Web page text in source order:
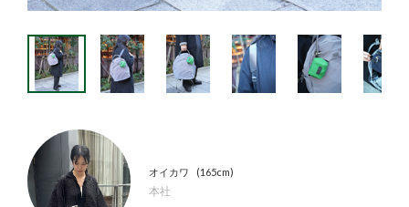
オイカワ
本社
165cm